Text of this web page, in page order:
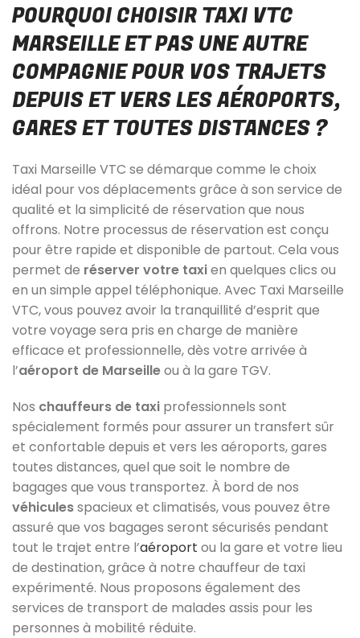
POURQUOI CHOISIR TAXI VTC
MARSEILLE ET PAS UNE AUTRE
COMPAGNIE POUR VOS TRAJETS
DEPUIS ET VERS LES AÉROPORTS,
GARES ET TOUTES DISTANCES ?
Taxi Marseille VTC se démarque comme le choix
idéal pour vos déplacements grâce à son service de
qualité et la simplicité de réservation que nous
offrons. Notre processus de réservation est conçu
pour être rapide et disponible de partout. Cela vous
permet de réserver votre taxien quelques clics ou
en un simple appel téléphonique. Avec Taxi Marseille
VTC, vous pouvez avoir la tranquillité d’esprit que
votre voyage sera pris en charge de manière
efficace et professionnelle, dès votre arrivée à
l’aéroport de Marseilleou à la gare TGV.
Nos chauffeurs de taxi professionnels sont
spécialement formés pour assurer un transfert sûr
et confortable depuis et vers les aéroports, gares
toutes distances, quel que soit le nombre de
bagages que vous transportez. À bord de nos
véhiculesspacieux et climatisés, vous pouvez être
assuré que vos bagages seront sécurisés pendant
tout le trajet entre l’aéroport ou la gare et votre lieu
de destination, grâce à notre chauffeur de taxi
expérimenté. Nous proposons également des
services de transport de malades assis pour les
personnes à mobilité réduite.